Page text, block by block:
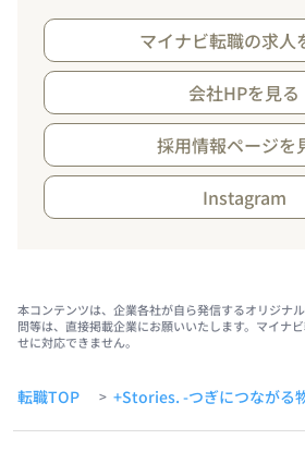
マイナビ転職の求人
会社HPを見る
採用情報ページを
Instagram
本コンテンツは、企業各社が自ら発信するオリジナ
問等は、直接掲載企業にお願いいたします。マイナ
せに対応できません。
転職TOP > +Stories. -つぎにつながる